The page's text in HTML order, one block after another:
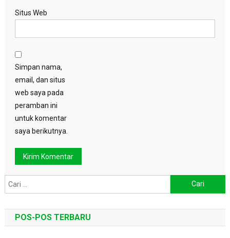
Situs Web
Simpan nama,
email, dan situs
web saya pada
peramban ini
untuk komentar
saya berikutnya.
untuk:
POS-POS TERBARU